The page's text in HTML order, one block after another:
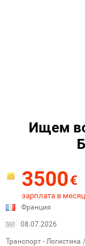
Ищем
3500€
зарплата в месяц
Франция
08.07.2026
Транспорт - Логистика